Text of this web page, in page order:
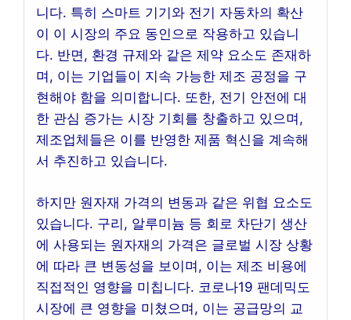
니다. 특히 스마트 기기와 전기 자동차의 확산
이 이 시장의 주요 동인으로 작용하고 있습니
다. 반면, 환경 규제와 같은 제약 요소도 존재하
며, 이는 기업들이 지속 가능한 제조 공정을 구
현해야 함을 의미합니다. 또한, 전기 안전에 대
한 관심 증가는 시장 기회를 창출하고 있으며,
제조업체들은 이를 반영한 제품 혁신을 계속해
서 추진하고 있습니다.
하지만 원자재 가격의 변동과 같은 위협 요소도
있습니다. 구리, 알루미늄 등 회로 차단기 생산
에 사용되는 원자재의 가격은 글로벌 시장 상황
에 따라 큰 변동성을 보이며, 이는 제조 비용에
직접적인 영향을 미칩니다. 코로나19 팬데믹도
시장에 큰 영향을 미쳤으며, 이는 공급망의 교